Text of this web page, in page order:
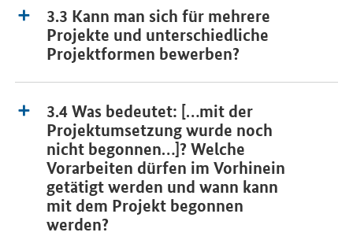
3.3 Kann man sich für mehrere
Projekte und unterschiedliche
Projektformen bewerben?
3.4 Was bedeutet: […mit der
Projektumsetzung wurde noch
nicht begonnen…]? Welche
Vorarbeiten dürfen im Vorhinein
getätigt werden und wann kann
mit dem Projekt begonnen
werden?